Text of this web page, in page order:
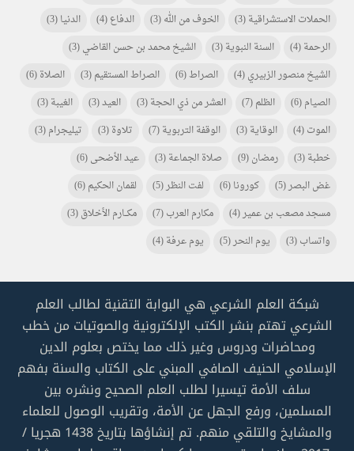
الحملات الاستشراقية(3) الخوف من الله(3) الدفاع(4) الدنيا(3)
الرحمة(4) السنة النبوية(3) الشيخ محمد بن حسن القاضي(3)
الشيخ منصور الزبيري(4) الصراط(6) الصراط المستقيم(3) الصلاة(6)
الصيام(6) الظلم(7) العشر من ذي الحجة(3) العيد(3) الغيبة(3)
الموت(4) الوقاية(3) الوقفة التربوية(7) تلاوة(3) تيليجرام(3)
خطبة(3) رمضان(9) صلاة الجماعة(3) عيد الأضحى(6)
غض البصر(5) كورونا(6) لفت النظر(5) لقمان الحكيم(6)
مسجد مصعب بن عمير(4) مكارم العرب(7) مكـــارم الأخلاق(3)
واتساب(3) يوم النحر(5) يوم عرفة(4)
شبكة العلم الشرعي هي البوابة التقنية لطالب العلم
الشرعي تهتم بنشر الكتب الإلكترونية والصوتيات من خطب
ومحاضرات ودروس وغير ذلك مما يختص بعلوم الدين
الإسلامي الحنيف الصافي المبني على الكتاب والسنة بفهم
سلف الأمة تيسيرا لطلب العلم الصحيح ونشره بين
المسلمين، ورفع الجهل عن الأمة، وتقريب الوصول للعلماء
والمشايخ والتلقي منهم. تم إنشاؤها بتاريخ 1438 هجريا /